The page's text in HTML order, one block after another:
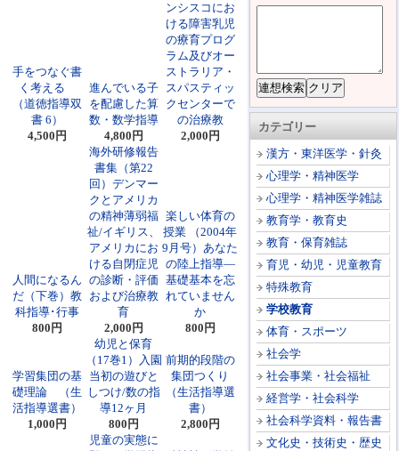
カテゴリー
漢方・東洋医学・針灸
心理学・精神医学
心理学・精神医学雑誌
教育学・教育史
教育・保育雑誌
育児・幼児・児童教育
特殊教育
学校教育
体育・スポーツ
社会学
社会事業・社会福祉
経営学・社会科学
社会科学資料・報告書
文化史・技術史・歴史
手をつなぐ書
く考える
（道徳指導双
書 6）
4,500円
進んでいる子
を配慮した算
数・数学指導
4,800円
ンシスコにお
ける障害乳児
の療育プログ
ラム及びオー
ストラリア・
スパスティッ
クセンターで
の治療教
2,000円
人間になるん
だ（下巻）教
科指導･行事
800円
海外研修報告
書集（第22
回）デンマー
クとアメリカ
の精神薄弱福
祉/イギリス、
アメリカにお
ける自閉症児
の診断・評価
および治療教
育
2,000円
楽しい体育の
授業 （2004年
9月号）あなた
の陸上指導―
基礎基本を忘
れていません
か
800円
学習集団の基
礎理論 （生
活指導選書）
1,000円
幼児と保育
（17巻1）入園
当初の遊びと
しつけ/数の指
導12ヶ月
800円
前期的段階の
集団つくり
（生活指導選
書）
2,800円
児童の実態に